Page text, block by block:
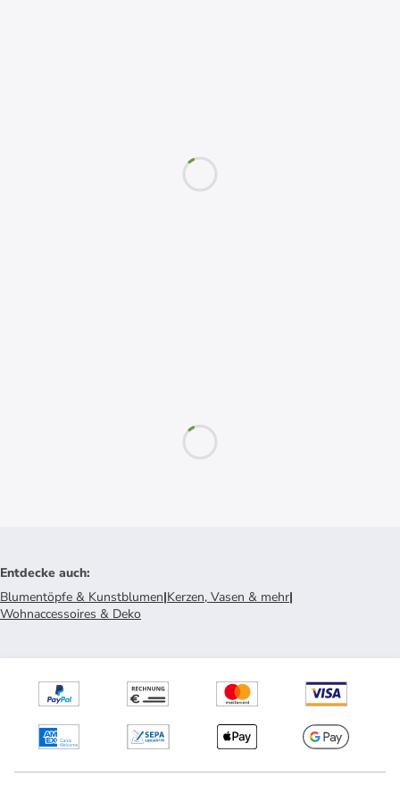
Entdecke auch:
Blumentöpfe & Kunstblumen|Kerzen, Vasen & mehr|
Wohnaccessoires & Deko